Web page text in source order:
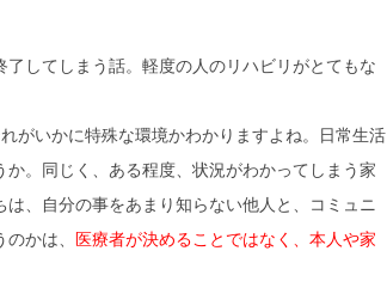
してしまう話。軽度の人のリハビリがとてもな
がいかに特殊な環境かわかりますよね。日常生活
。同じく、ある程度、状況がわかってしまう家
、自分の事をあまり知らない他人と、コミュニ
かは、
医療者が決めることではなく、本人や家